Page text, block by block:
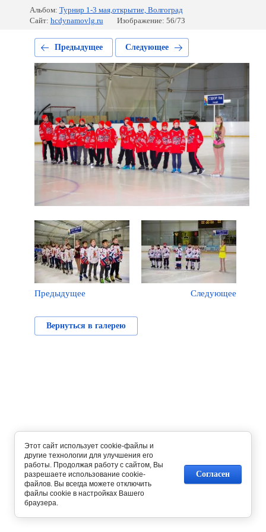
Альбом: Турнир 1-3 мая,открытие, Волгоград
Сайт: hcdynamovlg.ru Изображение: 56/73
Предыдущее Следующее
Предыдущее Следующее
Вернуться в галерею
Этот сайт использует cookie-файлы и
другие технологии для улучшения его
работы. Продолжая работу с сайтом, Вы
разрешаете использование cookie-
файлов. Вы всегда можете отключить
файлы cookie в настройках Вашего
браузера.
Согласен